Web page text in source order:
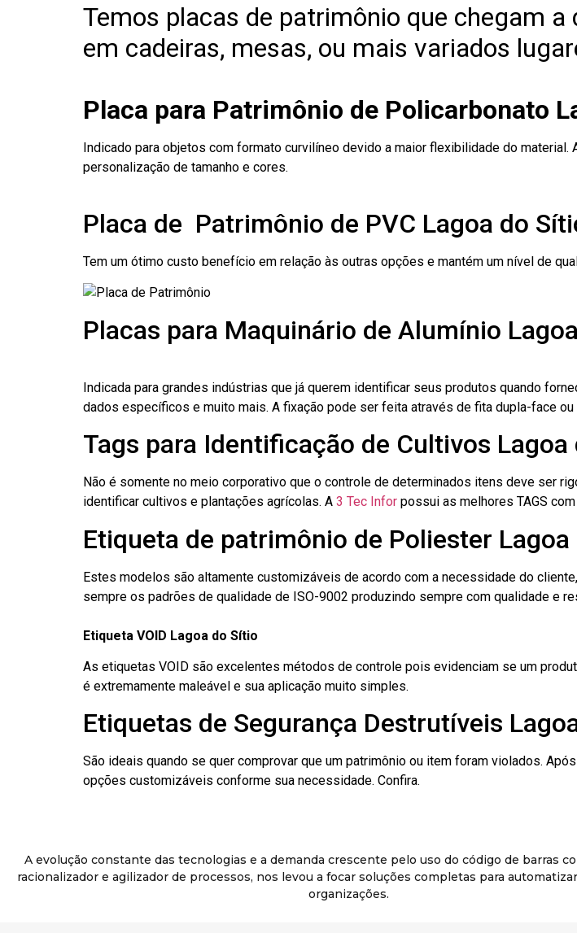
Temos placas de patrimônio que chegam
em cadeiras, mesas, ou mais variados
Placa para Patrimônio de Policarbonato
Indicado para objetos com formato curvilíneo devido a maior flexibilidade do
personalização de tamanho e cores.
Placa de Patrimônio de PVC Lagoa do
Tem um ótimo custo benefício em relação às outras opções e mantém um nível de
Placas para Maquinário de Alumínio
Indicada para grandes indústrias que já querem identificar seus produtos quando
dados específicos e muito mais. A fixação pode ser feita através de fita dupla-face ou
Tags para Identificação de Cultivos Lagoa
Não é somente no meio corporativo que o controle de determinados itens deve ser
identificar cultivos e plantações agrícolas. A 3 Tec Infor possui as melhores TAGS
Etiqueta de patrimônio de Poliester Lagoa
Estes modelos são altamente customizáveis de acordo com a necessidade do
sempre os padrões de qualidade de ISO-9002 produzindo sempre com qualidade e
Etiqueta VOID Lagoa do Sítio
As etiquetas VOID são excelentes métodos de controle pois evidenciam se um
é extremamente maleável e sua aplicação muito simples.
Etiquetas de Segurança Destrutíveis
São ideais quando se quer comprovar que um patrimônio ou item foram violados.
opções customizáveis conforme sua necessidade. Confira.
A evolução constante das tecnologias e a demanda crescente pelo uso do código de barras
racionalizador e agilizador de processos, nos levou a focar soluções completas para
organizações.